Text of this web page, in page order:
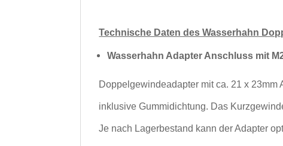
Technische Daten des Wasserhahn
Wasserhahn Adapter Anschluss mit
Doppelgewindeadapter mit ca. 21 x 23mm
inklusive Gummidichtung. Das
Je nach Lagerbestand kann der Adapter